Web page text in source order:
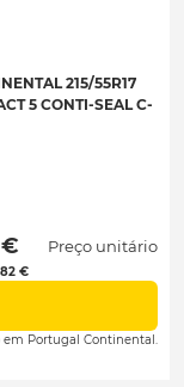
215/55R17
5 CONTI-SEAL C-
€
€
Preço unitário
em Portugal Continental.